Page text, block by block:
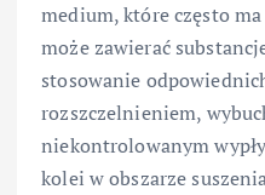
medium, które często
może zawierać
stosowanie
rozszczelnieniem,
niekontrolowanym
kolei w obszarze